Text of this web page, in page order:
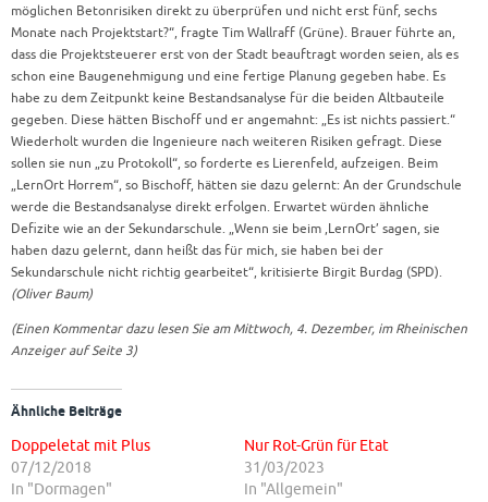
möglichen Betonrisiken direkt zu überprüfen und nicht erst fünf, sechs
Monate nach Projektstart?“, fragte Tim Wallraff (Grüne). Brauer führte an,
dass die Projektsteuerer erst von der Stadt beauftragt worden seien, als es
schon eine Baugenehmigung und eine fertige Planung gegeben habe. Es
habe zu dem Zeitpunkt keine Bestandsanalyse für die beiden Altbauteile
gegeben. Diese hätten Bischoff und er angemahnt: „Es ist nichts passiert.“
Wiederholt wurden die Ingenieure nach weiteren Risiken gefragt. Diese
sollen sie nun „zu Protokoll“, so forderte es Lierenfeld, aufzeigen. Beim
„LernOrt Horrem“, so Bischoff, hätten sie dazu gelernt: An der Grundschule
werde die Bestandsanalyse direkt erfolgen. Erwartet würden ähnliche
Defizite wie an der Sekundarschule. „Wenn sie beim ,LernOrt’ sagen, sie
haben dazu gelernt, dann heißt das für mich, sie haben bei der
Sekundarschule nicht richtig gearbeitet“, kritisierte Birgit Burdag (SPD).
(Oliver Baum)
(Einen Kommentar dazu lesen Sie am Mittwoch, 4. Dezember, im Rheinischen
Anzeiger auf Seite 3)
Ähnliche Beiträge
Doppeletat mit Plus
07/12/2018
In "Dormagen"
Nur Rot-Grün für Etat
31/03/2023
In "Allgemein"